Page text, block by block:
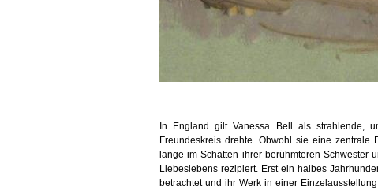
In England gilt Vanessa Bell als strahlende,
Freundeskreis drehte. Obwohl sie eine
lange im Schatten ihrer berühmteren Schwester
Liebeslebens rezipiert. Erst ein halbes
betrachtet und ihr Werk in einer